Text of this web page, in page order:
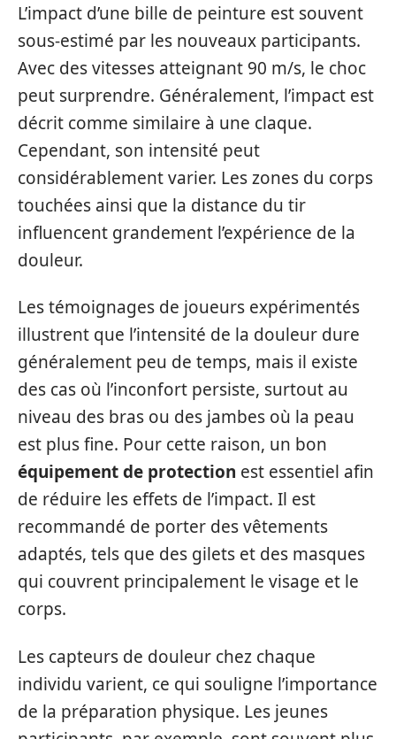
L’impact d’une bille de peinture est souvent
sous-estimé par les nouveaux participants.
Avec des vitesses atteignant 90 m/s, le choc
peut surprendre. Généralement, l’impact est
décrit comme similaire à une claque.
Cependant, son intensité peut
considérablement varier. Les zones du corps
touchées ainsi que la distance du tir
influencent grandement l’expérience de la
douleur.
Les témoignages de joueurs expérimentés
illustrent que l’intensité de la douleur dure
généralement peu de temps, mais il existe
des cas où l’inconfort persiste, surtout au
niveau des bras ou des jambes où la peau
est plus fine. Pour cette raison, un bon
équipement de protection est essentiel afin
de réduire les effets de l’impact. Il est
recommandé de porter des vêtements
adaptés, tels que des gilets et des masques
qui couvrent principalement le visage et le
corps.
Les capteurs de douleur chez chaque
individu varient, ce qui souligne l’importance
de la préparation physique. Les jeunes